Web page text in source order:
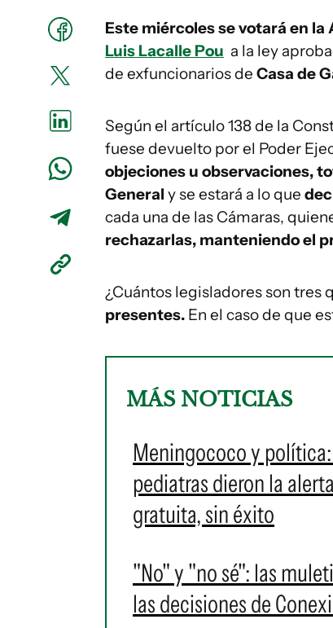
Este miércoles se votará en la
Luis Lacalle Pou a la ley
de exfuncionarios de Casa de
Según el artículo 138 de la
fuese devuelto por el Poder
objeciones u observaciones,
General y se estará a lo que
cada una de las Cámaras,
rechazarlas, manteniendo el
¿Cuántos legisladores son tres
presentes. En el caso de que
MÁS NOTICIAS
Meningococo y política:
pediatras dieron la
gratuita, sin éxito
"No" y "no sé": las
las decisiones de